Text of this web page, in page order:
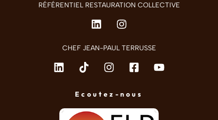
RÉFÉRENTIEL RESTAURATION COLLECTIVE
CHEF JEAN-PAUL TERRUSSE
Ecoutez-nous